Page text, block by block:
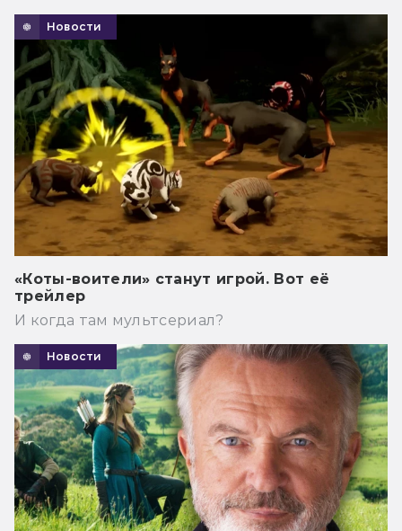
Новости
«Коты-воители» станут игрой. Вот её
трейлер
И когда там мультсериал?
Новости